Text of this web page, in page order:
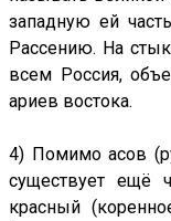
западную ей
Рассению. На
всем Россия,
ариев востока.
4) Помимо асов
существует ещё
красный